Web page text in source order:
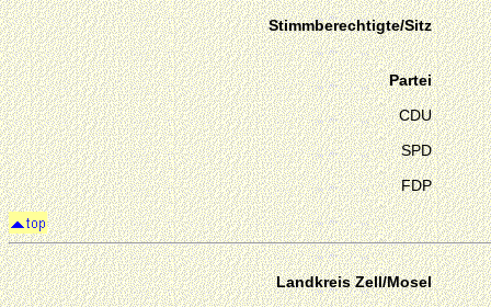
Stimmberechtigte/Sitz
Partei
CDU
SPD
FDP
Landkreis Zell/Mosel